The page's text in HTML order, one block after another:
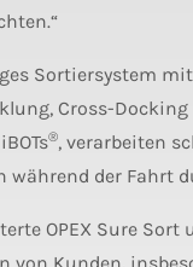
Sortiersystem
Cross-
®, verarbeiten
während der Fahrt
OPEX Sure